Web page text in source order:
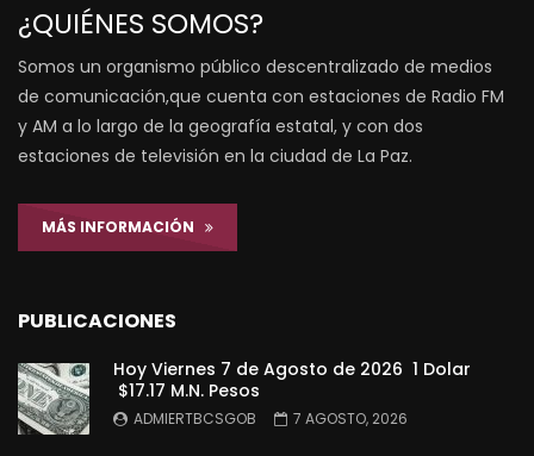
¿QUIÉNES SOMOS?
Somos un organismo público descentralizado de medios
de comunicación,que cuenta con estaciones de Radio FM
y AM a lo largo de la geografía estatal, y con dos
estaciones de televisión en la ciudad de La Paz.
MÁS INFORMACIÓN
PUBLICACIONES
Hoy Viernes 7 de Agosto de 2026 1 Dolar
$17.17 M.N. Pesos
ADMIERTBCSGOB 7 AGOSTO, 2026